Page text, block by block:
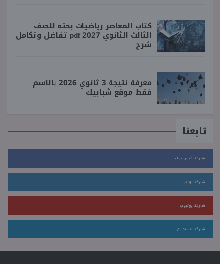
كتاب المعاصر رياضيات بحته للصف
الثالث الثانوي 2027 pdf تفاضل وتكامل
شرح
معرفة نتيجة 3 ثانوي 2026 بالاسم
فقط موقع شبابيك
تابعنا
شاركنا فيس بوك
شاركنا تويتر
شاركنا يوتيوب
شاركنا انستجرام